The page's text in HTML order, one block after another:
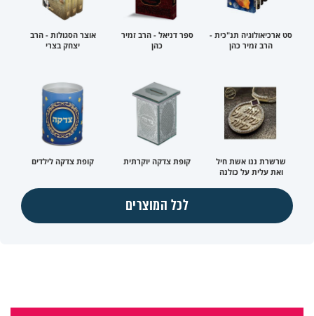
סט ארכיאולוגיה תנ"כית -
הרב זמיר כהן
ספר דניאל - הרב זמיר
כהן
אוצר הסגולות - הרב
יצחק בצרי
שרשרת ננו אשת חיל
ואת עלית על כולנה
קופת צדקה יוקרתית קופת צדקה לילדים
לכל המוצרים